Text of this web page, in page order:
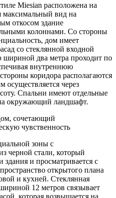
Miesian расположена на
максимальный вид на
откосом здание
колоннами. Со стороны
дом имеет
со стеклянной входной
два метра проходит по
внутреннюю
коридора располагаются
осуществляется через
Спальни имеют отдельные
окружающий ландшафт.
зоны с
черной стали, который
здания и просматривается с
открытого плана
и кухней. Стеклянная
12 метров связывает
которая возвышается на